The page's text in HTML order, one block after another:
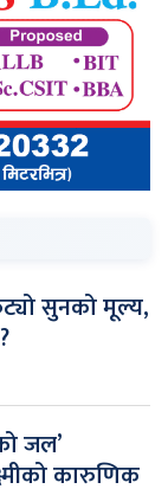
सुनको मूल्य,
जल’
कारुणिक